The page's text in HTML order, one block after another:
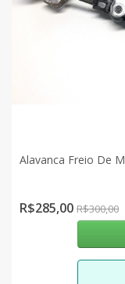
Alavanca Freio De
R$285,00 R$300,00